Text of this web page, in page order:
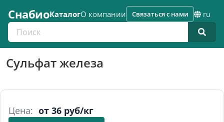
СнабиоКаталогО компании
Поиск по каталогу
Связаться с нами ru
Сульфат железа
Цена: от 36 руб/кг